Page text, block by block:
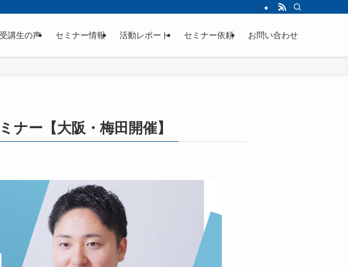
受講生の声 セミナー情報 活動レポート セミナー依頼 お問い合わせ
ー【大阪・梅田開催】